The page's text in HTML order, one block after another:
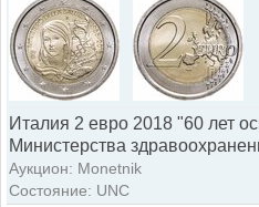
Италия 2 евро 2018 "60 лет
Министерства
Аукцион: Monetnik
Состояние: UNC